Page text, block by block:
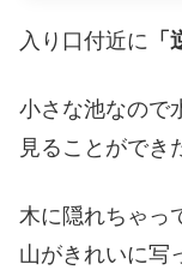
入り口付近に
小さな池なので
見ることができ
木に隠れちゃっ
山がきれいに写